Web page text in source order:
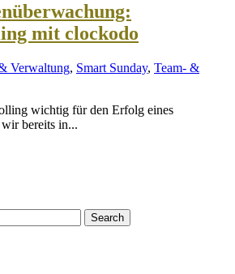
mit clockodo
Verwaltung, Smart Sunday, Team- &
wichtig für den Erfolg eines
bereits in...